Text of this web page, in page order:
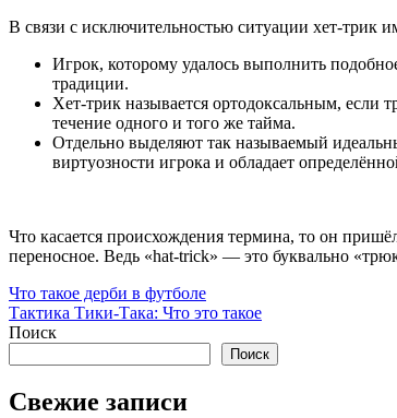
В связи с исключительностью ситуации хет-трик
Игрок, которому удалось выполнить
традиции.
Хет-трик называется ортодоксальным, если
течение одного и того же тайма.
Отдельно выделяют так называемый
виртуозности игрока и обладает
Что касается происхождения термина, то он
переносное. Ведь «hat-trick» — это буквально
Навигация
по
Что такое дерби в футболе
Тактика Тики-Така: Что это такое
Поиск
Поиск
Свежие записи